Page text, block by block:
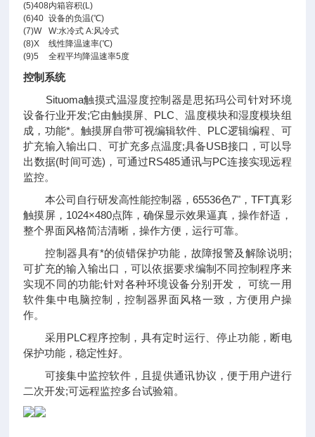
(5)408内箱容积(L)
(6)40 设备的负温(℃)
(7)W
W:水冷式 A:风冷式
(8)X
线性降温速率(℃)
(9)5 全程平均降温速率5度
控制系统
Situoma触摸式温湿度控制器是思拓玛公司针对环境
设备行业开发;它由触摸屏、PLC、温度模块和湿度模块组
成，功能*。触摸屏自带可视编辑软件、PLC逻辑编程、可
扩充输入输出口、可扩充多点温度;具备USB接口，可以导
出数据(时间可选)，可通过RS485通讯与PC连接实现远程
监控。
本公司自行研发高性能控制器，65536色7"，TFT真彩
触摸屏，1024×480点阵，确保显示效果逼真，操作舒适，
整个界面风格简洁清晰，操作方便，运行可靠。
控制器具有*的侦错保护功能，故障报警及解除说明;
可扩充的输入输出口，可以依据要求编制不同控制程序来
实现不同的功能;针对各种环境设备分别开发， 可统一用
软件集中电脑控制，控制器界面风格一致，方便用户操
作。
采用PLC程序控制，具有定时运行、停止功能，断电
保护功能，稳定性好。
可接集中监控软件，且提供通讯协议，便于用户进行
二次开发;可远程监控多台试验箱。